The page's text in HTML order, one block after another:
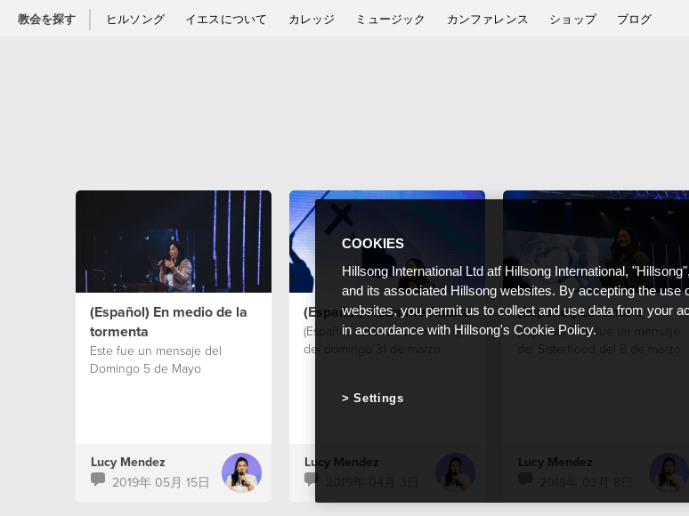
教会を探す ヒルソング イエスについて カレッジ ミュージック カンファレンス ショップ ブログ
(Español) En medio de la
tormenta
Este fue un mensaje del
Domingo 5 de Mayo
Lucy Mendez
2019年 05月 15日
(Español) Nada me faltará
(Español) Este fue un mensaje
del domingo 31 de marzo
Lucy Mendez
(Español) Levántate
(Español) Este fue un mensaje
Lucy Mendez
COOKIES
Hillsong International Ltd atf Hillsong International,
and its associated Hillsong websites. By accepting the use
websites, you permit us to collect and use data from your
in accordance with Hillsong's Cookie Policy.
Settings